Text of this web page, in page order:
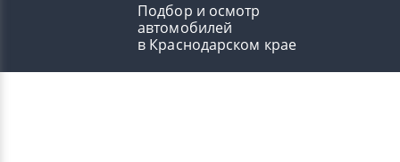
Подбор и осмотр
автомобилей
в Краснодарском крае